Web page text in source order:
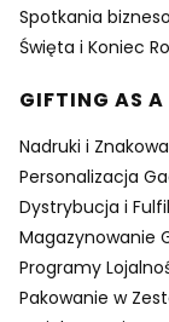
Spotkania
Święta i Koniec
GIFTING AS A
Nadruki i
Personalizacja
Dystrybucja i
Magazynowanie
Programy
Pakowanie w